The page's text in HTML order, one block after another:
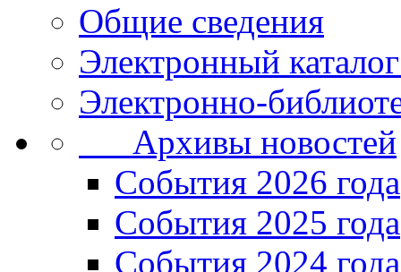
Общие сведения
Электронный
Электронно-
Архивы новостей
Cобытия 2026 года
События 2025 года
События 2024 года